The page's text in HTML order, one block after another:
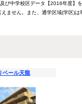
び中学校区データ【2016年度】
ません。また、通学区域(学区)
ベール天龍